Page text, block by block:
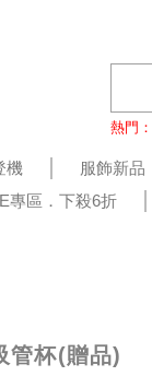
熱門：
機 服飾新品
專區．下殺6折
管杯(贈品)